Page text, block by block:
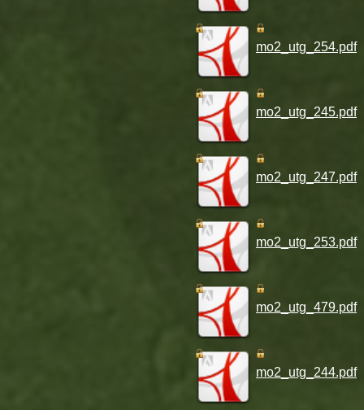
mo2_utg_254.pdf
mo2_utg_245.pdf
mo2_utg_247.pdf
mo2_utg_253.pdf
mo2_utg_479.pdf
mo2_utg_244.pdf